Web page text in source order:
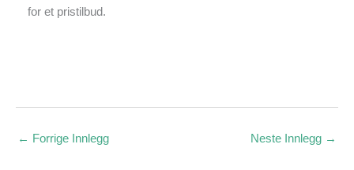
for et pristilbud.
← Forrige Innlegg Neste Innlegg →